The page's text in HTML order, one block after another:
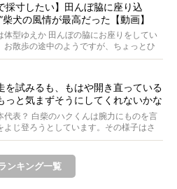
採寸したい】田んぼ脇に座り込
柴犬の風情が最高だった【動画】
体型ゆえか 田んぼの脇にお座りをしてい
お散歩の途中のようですが、ちょっとひ
を試みるも、もはや開き直っている
っと気まずそうにしてくれないかな
り】
代表？ 白柴のハクくんは腕力にものを言
よじ登ろうとしています。その様子はさ
ンキング一覧